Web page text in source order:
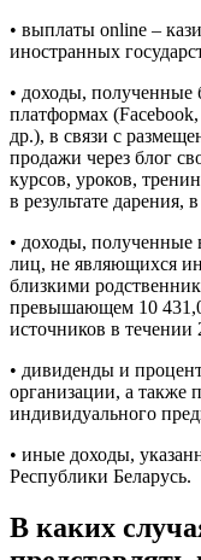
• выплаты online –
иностранных
• доходы, полученные
платформах
др.), в связи с
продажи через блог
курсов, уроков,
в результате дарения,
• доходы, полученные
лиц, не являющихся
близкими
превышающем 10
источников в течении
• дивиденды и
организации, а также
индивидуального
• иные доходы,
Республики Беларусь.
В каких